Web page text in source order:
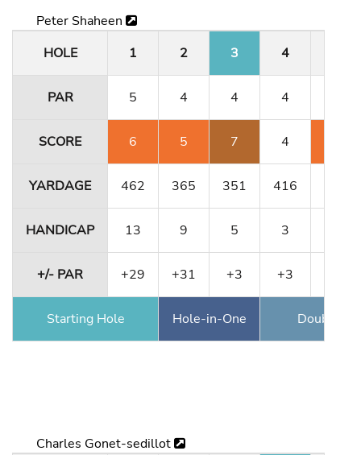
Peter Shaheen
HOLE
1 2 3 4
PAR 5 4 4 4
SCORE 6 5 7 4
YARDAGE 462 365 351 416
HANDICAP 13 9 5 3
+/- PAR +29 +31 +3 +3
Starting Hole Hole-in-One Double
Charles Gonet-sedillot